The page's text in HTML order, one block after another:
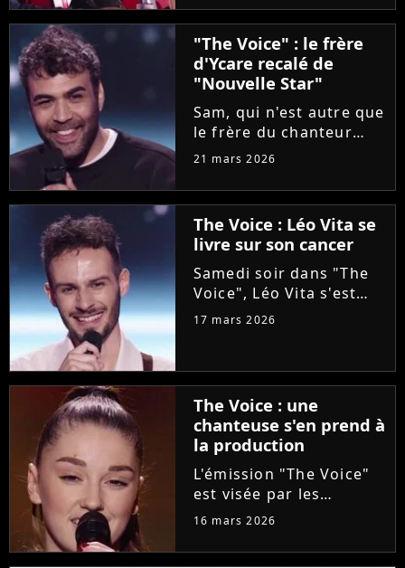
par une artiste d'origine
italienne, tout comme
elle. Agacée, la
chanteuse a réglé ses...
"The Voice" : le frère
d'Ycare recalé de
"Nouvelle Star"
Sam, qui n'est autre que
le frère du chanteur
Ycare, a rejoint
grâce à Florent Pagny
lors de la deuxième
soirée des auditions à
l'aveugle. Une revanche
pour...
21 mars 2026
The Voice : Léo Vita se
livre sur son cancer
Samedi soir dans "The
Voice", Léo Vita s'est
présenté aux auditions
"Animaux fragiles" de
Ycare et Zaz, le jeune
talent de 25 ans a su...
17 mars 2026
The Voice : une
chanteuse s'en prend à
la production
L'émission "The Voice"
est visée par les
critiques de la
dénonce l'utilisation
16 mars 2026